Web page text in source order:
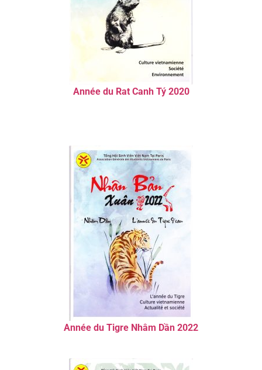
Année du Rat Canh Tý 2020
Année du Tigre Nhâm Dần 2022